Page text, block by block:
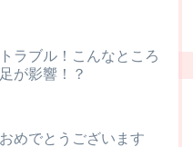
ラブル！こんなところ
が影響！？
めでとうございます